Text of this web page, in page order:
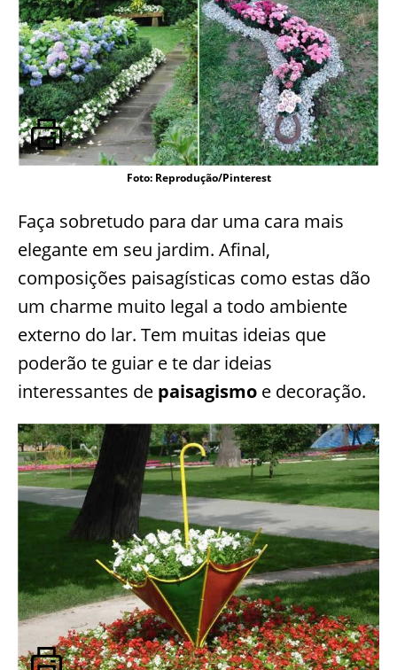
Foto: Reprodução/Pinterest
Faça sobretudo para dar uma cara mais
elegante em seu jardim. Afinal,
composições paisagísticas como estas dão
um charme muito legal a todo ambiente
externo do lar. Tem muitas ideias que
poderão te guiar e te dar ideias
interessantes de paisagismo e decoração.